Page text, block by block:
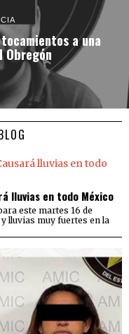
a una
Obregón
lluvias en todo México
este martes 16 de
lluvias muy fuertes en la